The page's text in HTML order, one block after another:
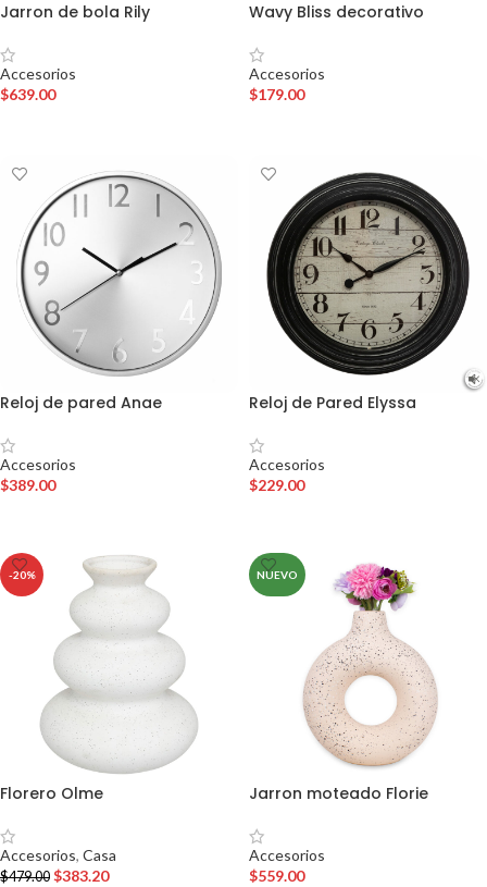
Jarron de bola Rily
Accesorios
$639.00
Wavy Bliss decorativo
Accesorios
$179.00
Reloj de pared Anae
Accesorios
$389.00
Reloj de Pared Elyssa
Accesorios
$229.00
-20%
Florero Olme
Accesorios, Casa
$479.00 $383.20
NUEVO
Jarron moteado Florie
Accesorios
$559.00